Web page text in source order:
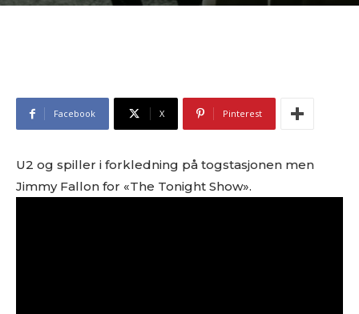
Facebook X Pinterest
U2 og spiller i forkledning på togstasjonen men
Jimmy Fallon for «The Tonight Show».